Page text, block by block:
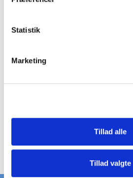
Statistik
Marketing
Tillad alle
Tillad valgte
Vis produkt